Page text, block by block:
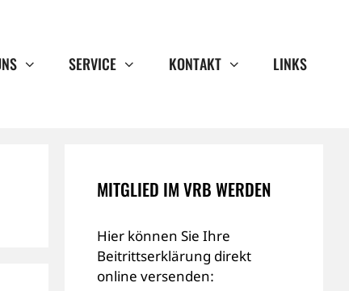
SERVICE KONTAKT LINKS
MITGLIED IM VRB WERDEN
Hier können Sie Ihre
Beitrittserklärung direkt
online versenden: